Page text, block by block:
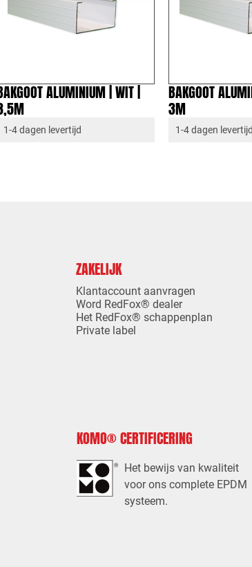
ALUMINIUM | WIT |
1-4 dagen levertijd
BAKGOOT
3M
1-4 dagen levertijd
ZAKELIJK
Klantaccount aanvragen
Word RedFox® dealer
Het RedFox® schappenplan
Private label
KOMO® CERTIFICERING
Het bewijs van kwaliteit
voor ons complete EPDM
systeem.